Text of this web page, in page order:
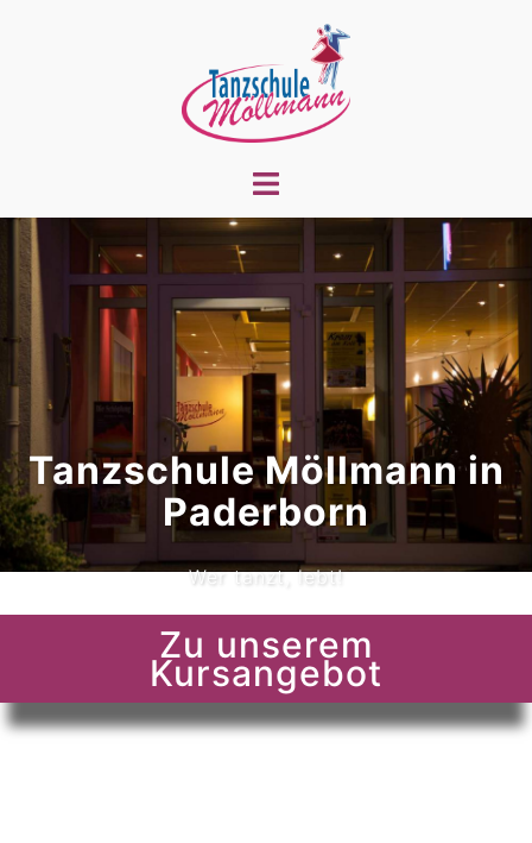
Menü
Tanzschule Möllmann in
Paderborn
Wer tanzt, lebt!
Zu unserem
Kursangebot